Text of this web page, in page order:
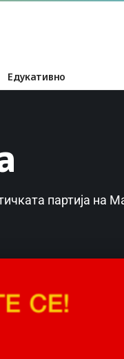
Едукативно
партија на